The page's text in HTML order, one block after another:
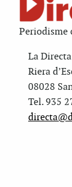
Periodisme
La
Riera
08028
Tel. 935